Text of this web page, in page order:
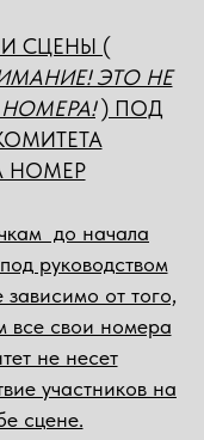
СЦЕНЫ (
ЭТО НЕ
) ПОД
НОМЕР
до начала
руководством
от того,
все свои номера
не несет
участников на
сцене.